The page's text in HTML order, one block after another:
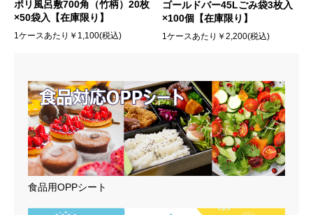
ポリ風呂敷700角（竹柄）20枚
×50袋入【在庫限り】
1ケースあたり￥1,100(税込)
ゴールドバー45Lごみ袋3枚入
×100個【在庫限り】
1ケースあたり￥2,200(税込)
食品用OPPシート